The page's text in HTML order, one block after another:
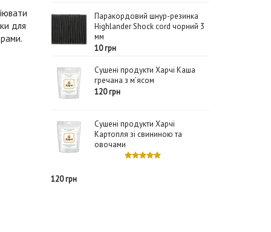
для
Паракордовий шнур-резинка
Highlander Shock cord чорний 3
мм
10 грн
Сушені продукти Харчі Каша
гречана з м’ясом
120 грн
Сушені продукти Харчі
Картопля зі свининою та
овочами
120 грн